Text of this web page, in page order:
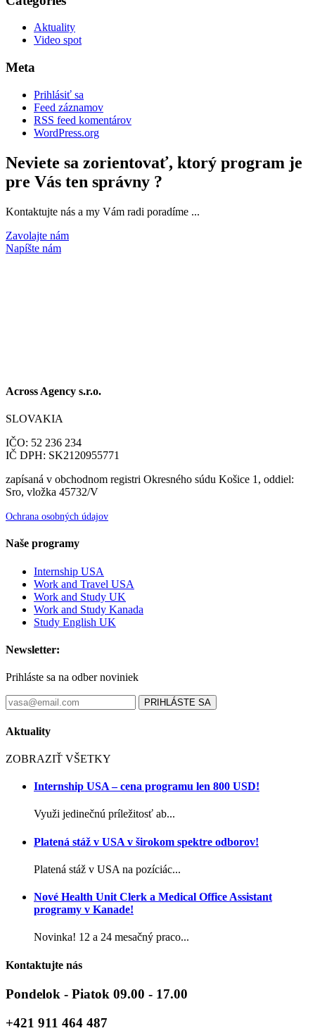
Aktuality
Video spot
Meta
Prihlásiť sa
Feed záznamov
RSS feed komentárov
WordPress.org
Neviete sa zorientovať, ktorý program je
pre Vás ten správny ?
Kontaktujte nás a my Vám radi poradíme ...
Zavolajte nám
Napíšte nám
Across Agency s.r.o.
SLOVAKIA
IČO: 52 236 234
IČ DPH: SK2120955771
zapísaná v obchodnom registri Okresného súdu Košice 1, oddiel:
Sro, vložka 45732/V
Ochrana osobných údajov
Naše programy
Internship USA
Work and Travel USA
Work and Study UK
Work and Study Kanada
Study English UK
Newsletter:
Prihláste sa na odber noviniek
PRIHLÁSTE SA
Aktuality
ZOBRAZIŤ VŠETKY
Internship USA – cena programu len 800 USD!
Využi jedinečnú príležitosť ab...
Platená stáž v USA v širokom spektre odborov!
Platená stáž v USA na pozíciác...
Nové Health Unit Clerk a Medical Office Assistant
programy v Kanade!
Novinka! 12 a 24 mesačný praco...
Kontaktujte nás
Pondelok - Piatok 09.00 - 17.00
+421 911 464 487